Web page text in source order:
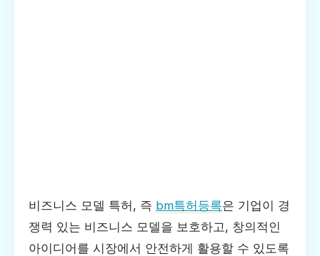
비즈니스 모델 특허, 즉 bm특허등록은 기업이 경
쟁력 있는 비즈니스 모델을 보호하고, 창의적인
아이디어를 시장에서 안전하게 활용할 수 있도록